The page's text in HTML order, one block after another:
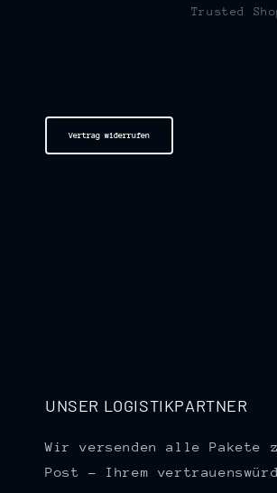
Trusted
Vertrag widerrufen
UNSER LOGISTIKPARTNER
Wir versenden alle Pakete
Post – Ihrem